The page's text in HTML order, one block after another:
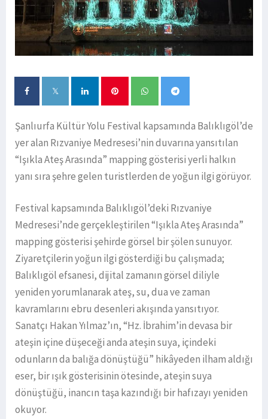
Şanlıurfa Kültür Yolu Festival kapsamında Balıklıgöl’de
yer alan Rızvaniye Medresesi’nin duvarına yansıtılan
“Işıkla Ateş Arasında” mapping gösterisi yerli halkın
yanı sıra şehre gelen turistlerden de yoğun ilgi görüyor.
Festival kapsamında Balıklıgöl’deki Rızvaniye
Medresesi’nde gerçekleştirilen “Işıkla Ateş Arasında”
mapping gösterisi şehirde görsel bir şölen sunuyor.
Ziyaretçilerin yoğun ilgi gösterdiği bu çalışmada;
Balıklıgöl efsanesi, dijital zamanın görsel diliyle
yeniden yorumlanarak ateş, su, dua ve zaman
kavramlarını ebru desenleri akışında yansıtıyor.
Sanatçı Hakan Yılmaz’ın, “Hz. İbrahim’in devasa bir
ateşin içine düşeceği anda ateşin suya, içindeki
odunların da balığa dönüştüğü” hikâyeden ilham aldığı
eser, bir ışık gösterisinin ötesinde, ateşin suya
dönüştüğü, inancın taşa kazındığı bir hafızayı yeniden
okuyor.